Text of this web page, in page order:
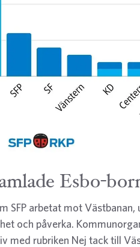
Esbo-
SFP arbetat mot Västbanan,
och påverka.
med rubriken Nej tack till